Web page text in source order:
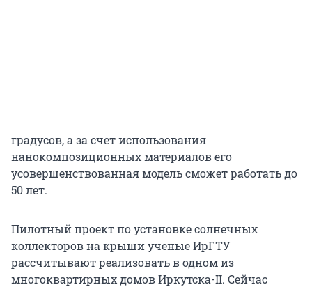
градусов, а за счет использования
нанокомпозиционных материалов его
усовершенствованная модель сможет работать до
50 лет.
Пилотный проект по установке солнечных
коллекторов на крыши ученые ИрГТУ
рассчитывают реализовать в одном из
многоквартирных домов Иркутска-II. Сейчас